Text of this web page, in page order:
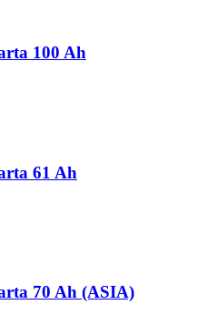
100 Ah
61 Ah
70 Ah (ASIA)